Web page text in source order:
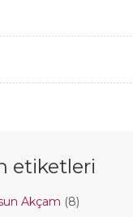
etiketleri
Akçam (8)